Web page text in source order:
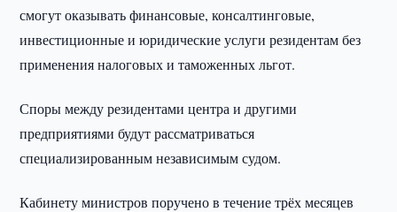
смогут оказывать финансовые, консалтинговые,
инвестиционные и юридические услуги резидентам без
применения налоговых и таможенных льгот.
Споры между резидентами центра и другими
предприятиями будут рассматриваться
специализированным независимым судом.
Кабинету министров поручено в течение трёх месяцев